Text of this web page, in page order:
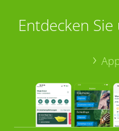
Entdecken